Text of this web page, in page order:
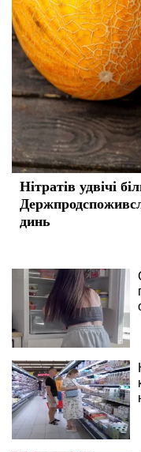
Нітратів удвічі
динь